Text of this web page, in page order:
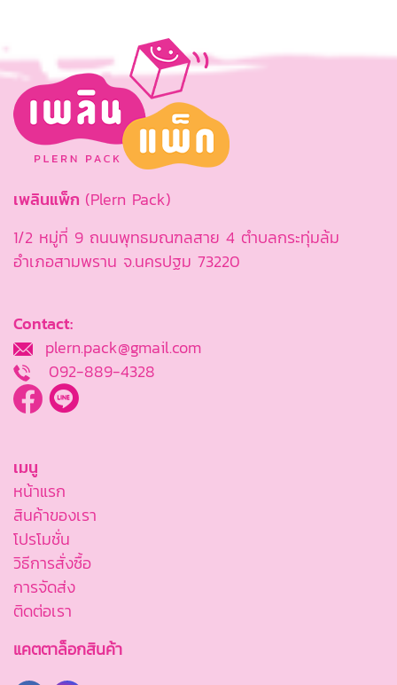
เพลินแพ็ก (Plern Pack)
1/2 หมู่ที่ 9 ถนนพุทธมณฑลสาย 4 ตำบลกระทุ่มล้ม
อำเภอสามพราน จ.นครปฐม 73220
Contact:
plern.pack@gmail.com
092-889-4328
เมนู
หน้าแรก
สินค้าของเรา
โปรโมชั่น
วิธีการสั่งซื้อ
การจัดส่ง
ติดต่อเรา
แคตตาล็อกสินค้า